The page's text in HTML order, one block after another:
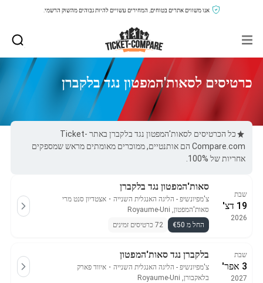
אנו משווים אתרים בטוחים, המחירים עשויים להיות גבוהים מהשוק הרשמי.
כרטיסים לסאות'המפטון נגד בלקברן
כל הכרטיסים לסאות'המפטון נגד בלקברן באתר Ticket-
Compare.com הם אותנטיים, ממוכרים מאומתים מראש שמספקים
אחריות של 100%.
שבת
19 דצ'
2026
סאות'המפטון נגד בלקברן
צ'מפיונשיפ - הליגה האנגלית השנייה ・ אצטדיון סנט מרי
סאות'המפטון, Royaume-Uni
החל מ €50
72 כרטיסים זמינים
שבת
3 אפר'
2027
בלקברן נגד סאות'המפטון
צ'מפיונשיפ - הליגה האנגלית השנייה ・ איווד פארק
בלאקבורן, Royaume-Uni